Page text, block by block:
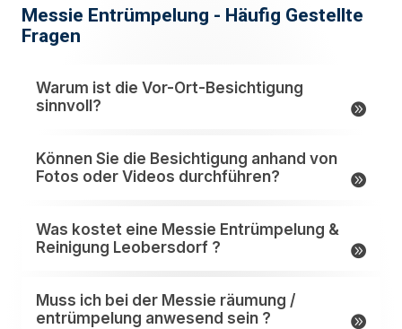
Messie Entrümpelung - Häufig Gestellte
Fragen
Warum ist die Vor-Ort-Besichtigung
sinnvoll?
Können Sie die Besichtigung anhand von
Fotos oder Videos durchführen?
Was kostet eine Messie Entrümpelung &
Reinigung Leobersdorf ?
Muss ich bei der Messie räumung /
entrümpelung anwesend sein ?